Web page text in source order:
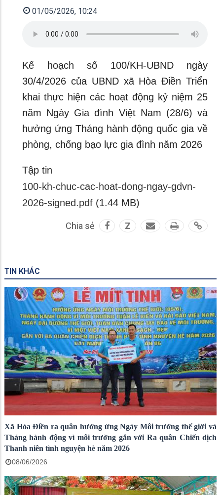
01/05/2026, 10:24
Kế hoạch số 100/KH-UBND ngày
30/4/2026 của UBND xã Hòa Điền Triển
khai thực hiện các hoạt động kỷ niệm 25
năm Ngày Gia đình Việt Nam (28/6) và
hưởng ứng Tháng hành động quốc gia về
phòng, chống bạo lực gia đình năm 2026
Tập tin
100-kh-chuc-cac-hoat-dong-ngay-gdvn-
2026-signed.pdf (1.44 MB)
Chia sẻ Z
TIN KHÁC
Xã Hòa Điền ra quân hưởng ứng Ngày Môi trường thế giới và
Tháng hành động vì môi trường gắn với Ra quân Chiến dịch
Thanh niên tình nguyện hè năm 2026
08/06/2026